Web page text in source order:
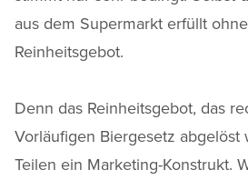
aus dem Supermarkt erfüllt
Reinheitsgebot.
Denn das Reinheitsgebot, das
Vorläufigen Biergesetz abgelöst
Teilen ein Marketing-Konstrukt.